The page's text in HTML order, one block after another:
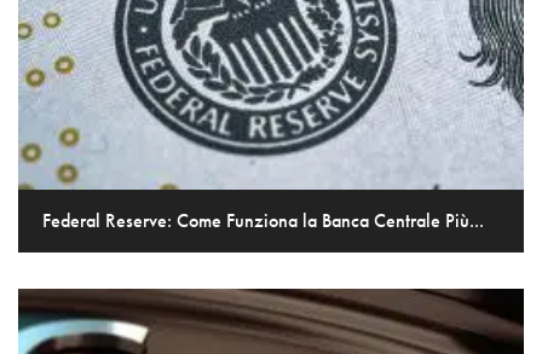
Federal Reserve: Come Funziona la Banca Centrale Più...